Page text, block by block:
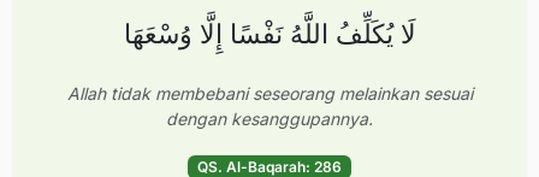
لَا يُكَلِّفُ اللَّهُ نَفْسًا إِلَّا وُسْعَهَا
Allah tidak membebani seseorang melainkan sesuai
dengan kesanggupannya.
QS. Al-Baqarah: 286